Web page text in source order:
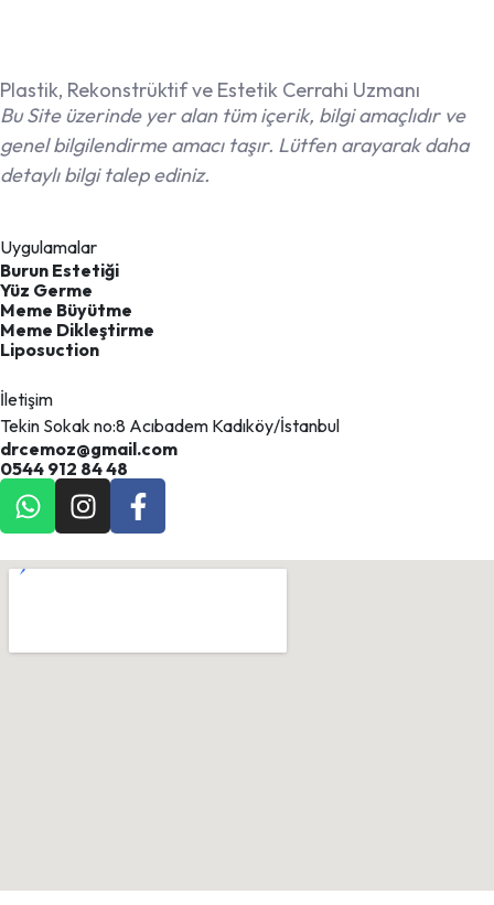
Plastik, Rekonstrüktif ve Estetik Cerrahi Uzmanı
Bu Site üzerinde yer alan tüm içerik, bilgi amaçlıdır ve
genel bilgilendirme amacı taşır. Lütfen arayarak daha
detaylı bilgi talep ediniz.
Uygulamalar
Burun Estetiği
Yüz Germe
Meme Büyütme
Meme Dikleştirme
Liposuction
İletişim
Tekin Sokak no:8 Acıbadem Kadıköy/İstanbul
drcemoz@gmail.com
0544 912 84 48